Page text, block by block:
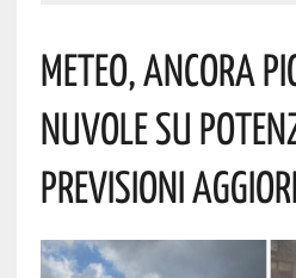
Meteo, Ancora
Nuvole Su
Previsioni